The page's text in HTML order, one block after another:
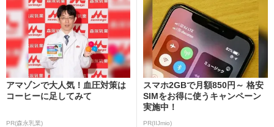
アマゾンで大人気！血圧対策は
コーヒーに足してみて
PR(森永乳業)
スマホ2GBで月額850円～ 格安
SIMをお得に使うキャンペーン
実施中！
PR(IIJmio)